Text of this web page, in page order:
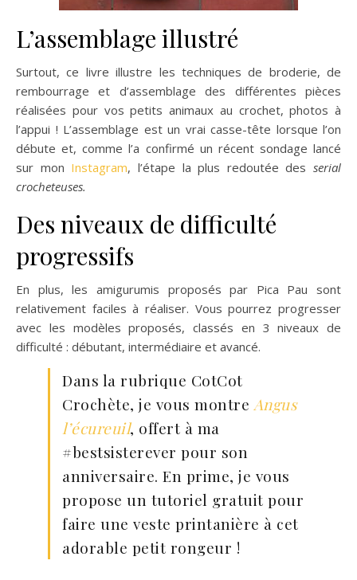
L’assemblage illustré
Surtout, ce livre illustre les techniques de broderie, de
rembourrage et d’assemblage des différentes pièces
réalisées pour vos petits animaux au crochet, photos à
l’appui ! L’assemblage est un vrai casse-tête lorsque l’on
débute et, comme l’a confirmé un récent sondage lancé
sur mon Instagram, l’étape la plus redoutée des serial
crocheteuses.
Des niveaux de difficulté
progressifs
En plus, les amigurumis proposés par Pica Pau sont
relativement faciles à réaliser. Vous pourrez progresser
avec les modèles proposés, classés en 3 niveaux de
difficulté : débutant, intermédiaire et avancé.
Dans la rubrique CotCot
Crochète, je vous montre Angus
l’écureuil, offert à ma
#bestsisterever pour son
anniversaire. En prime, je vous
propose un tutoriel gratuit pour
faire une veste printanière à cet
adorable petit rongeur !